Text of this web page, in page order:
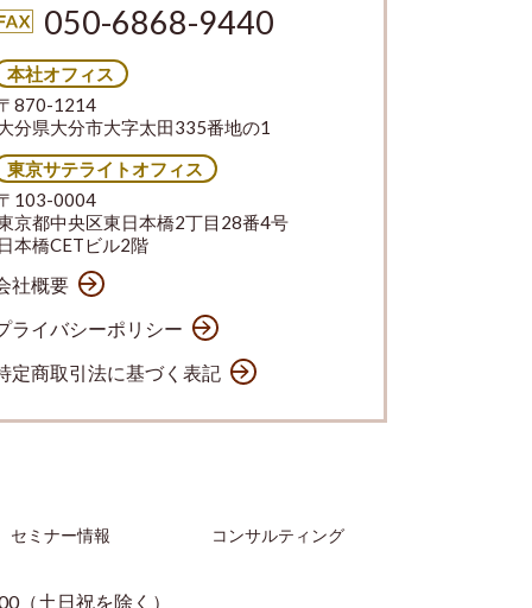
050-6868-9440
本社オフィス
870-1214
分県大分市大字太田335番地の1
東京サテライトオフィス
103-0004
京都中央区東日本橋2丁目28番4号
本橋CETビル2階
社概要
ライバシーポリシー
定商取引法に基づく表記
セミナー情報 コンサルティング
（土日祝を除く）